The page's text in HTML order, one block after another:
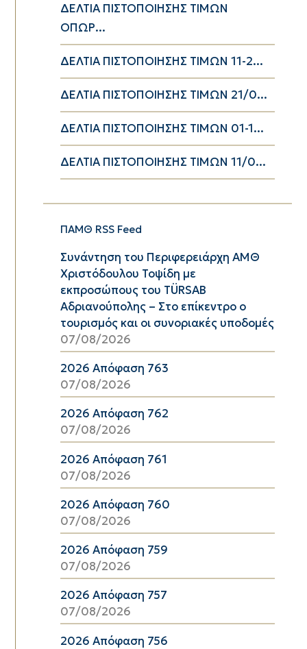
ΔΕΛΤΙΑ ΠΙΣΤΟΠΟΙΗΣΗΣ ΤΙΜΩΝ
ΟΠΩΡ...
ΔΕΛΤΙΑ ΠΙΣΤΟΠΟΙΗΣΗΣ ΤΙΜΩΝ 11-2...
ΔΕΛΤΙΑ ΠΙΣΤΟΠΟΙΗΣΗΣ ΤΙΜΩΝ 21/0...
ΔΕΛΤΙΑ ΠΙΣΤΟΠΟΙΗΣΗΣ ΤΙΜΩΝ 01-1...
ΔΕΛΤΙΑ ΠΙΣΤΟΠΟΙΗΣΗΣ ΤΙΜΩΝ 11/0...
ΠΑΜΘ RSS Feed
Συνάντηση του Περιφερειάρχη ΑΜΘ
Χριστόδουλου Τοψίδη με
εκπροσώπους του TÜRSAB
Αδριανούπολης – Στο επίκεντρο ο
τουρισμός και οι συνοριακές υποδομές
07/08/2026
2026 Απόφαση 763
07/08/2026
2026 Απόφαση 762
07/08/2026
2026 Απόφαση 761
07/08/2026
2026 Απόφαση 760
07/08/2026
2026 Απόφαση 759
07/08/2026
2026 Απόφαση 757
07/08/2026
2026 Απόφαση 756